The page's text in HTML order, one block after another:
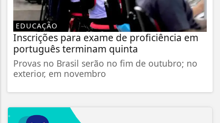
EDUCAÇÃO
Inscrições para exame de proficiência em
português terminam quinta
Provas no Brasil serão no fim de outubro; no
exterior, em novembro